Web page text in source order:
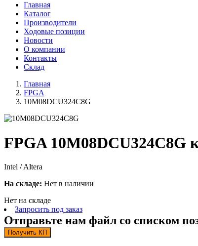
Главная
Каталог
Производители
Ходовые позиции
Новости
О компании
Контакты
Склад
Главная
FPGA
10M08DCU324C8G
FPGA 10M08DCU324C8G
Intel / Altera
На складе: Нет в наличии
Нет на складе
Запросить под заказ
Отправьте нам файл со списком
Получить КП